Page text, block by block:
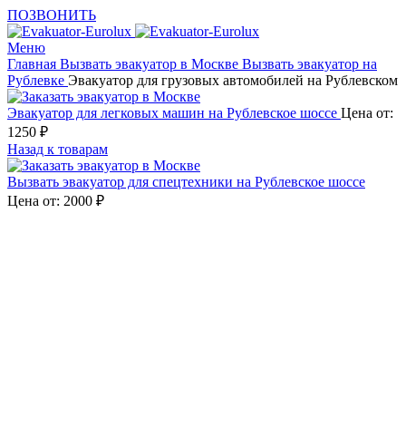
ПОЗВОНИТЬ
Меню
Главная Вызвать эвакуатор в Москве Вызвать эвакуатор на
Рублевке Эвакуатор для грузовых автомобилей на Рублевском
Эвакуатор для легковых машин на Рублевское шоссе Цена от:
1250 ₽
Назад к товарам
Вызвать эвакуатор для спецтехники на Рублевское шоссе
Цена от: 2000 ₽